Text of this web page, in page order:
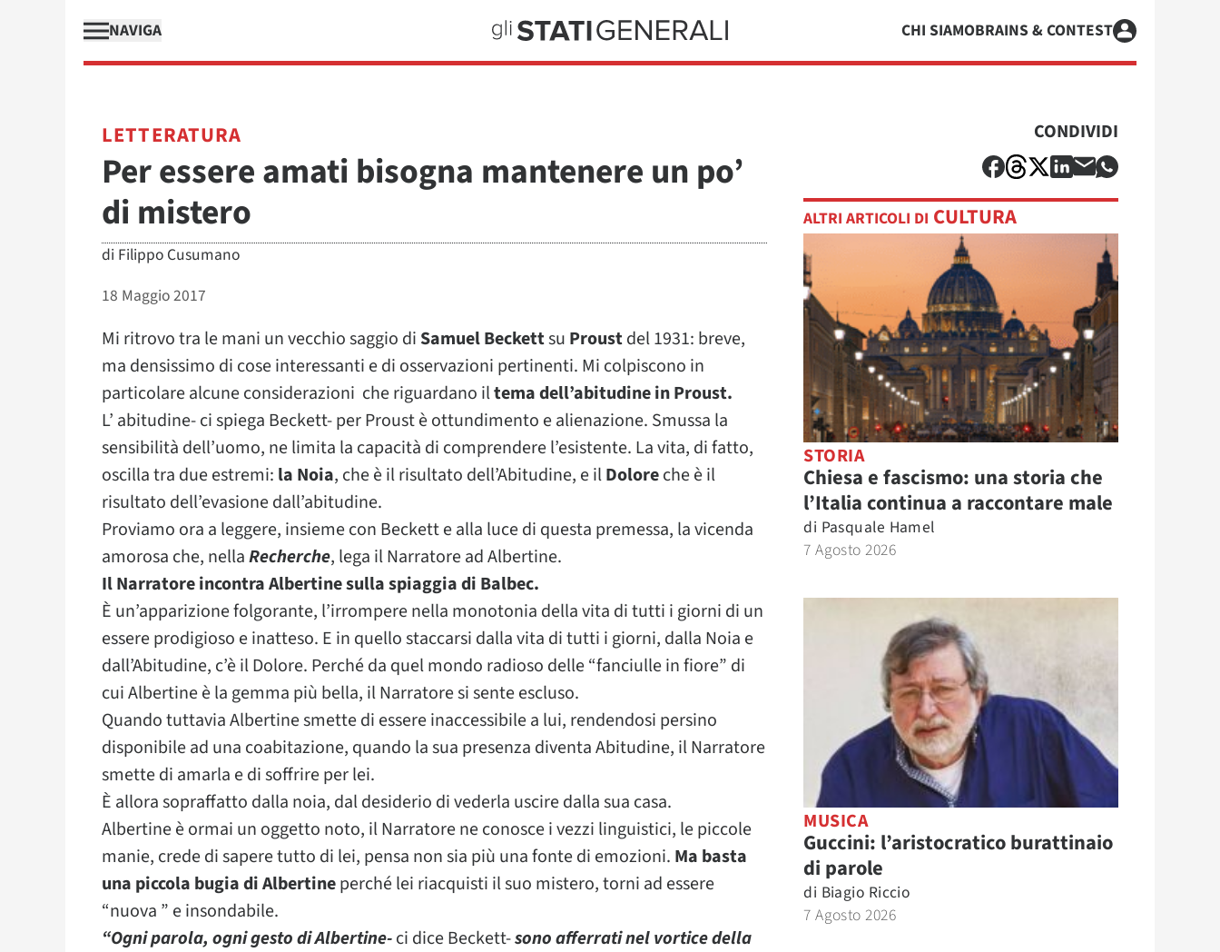
NAVIGA CHI SIAMOBRAINS & CONTEST
LETTERATURA
Per essere amati bisogna mantenere un po’
di mistero
di Filippo Cusumano
18 Maggio 2017
Mi ritrovo tra le mani un vecchio saggio di Samuel Beckettsu Proustdel 1931: breve,
ma densissimo di cose interessanti e di osservazioni pertinenti. Mi colpiscono in
particolare alcune considerazioni che riguardano iltema dell’abitudine in Proust.
L’ abitudine- ci spiega Beckett- per Proust è ottundimento e alienazione. Smussa la
sensibilità dell’uomo, ne limita la capacità di comprendere l’esistente. La vita, di fatto,
oscilla tra due estremi: la Noia, che è il risultato dell’Abitudine, e ilDoloreche è il
risultato dell’evasione dall’abitudine.
Proviamo ora a leggere, insieme con Beckett e alla luce di questa premessa, la vicenda
amorosa che, nellaRecherche, lega il Narratore ad Albertine.
Il Narratore incontra Albertine sulla spiaggia di Balbec.
È un’apparizione folgorante, l’irrompere nella monotonia della vita di tutti i giorni di un
essere prodigioso e inatteso. E in quello staccarsi dalla vita di tutti i giorni, dalla Noia e
dall’Abitudine, c’è il Dolore. Perché da quel mondo radioso delle “fanciulle in fiore” di
cui Albertine è la gemma più bella, il Narratore si sente escluso.
Quando tuttavia Albertine smette di essere inaccessibile a lui, rendendosi persino
disponibile ad una coabitazione, quando la sua presenza diventa Abitudine, il Narratore
smette di amarla e di soffrire per lei.
È allora sopraffatto dalla noia, dal desiderio di vederla uscire dalla sua casa.
Albertine è ormai un oggetto noto, il Narratore ne conosce i vezzi linguistici, le piccole
manie, crede di sapere tutto di lei, pensa non sia più una fonte di emozioni. Ma basta
una piccola bugia di Albertineperché lei riacquisti il suo mistero, torni ad essere
“nuova ” e insondabile.
“Ogni parola, ogni gesto di Albertine-ci dice Beckett-sono afferrati nel vortice della
CONDIVIDI
ALTRI ARTICOLI DI CULTURA
STORIA
Chiesa e fascismo: una storia che
l’Italia continua a raccontare male
di Pasquale Hamel
7 Agosto 2026
MUSICA
Guccini: l’aristocratico burattinaio
di parole
di Biagio Riccio
7 Agosto 2026